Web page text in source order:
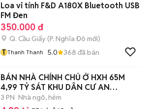
Loa vi tính F&D A180X Bluetooth USB
FM Đen
350.000 đ
Q. Cầu Giấy (P. Nghĩa Đô mới)
T Thanh Thanh 5.0 368 đã bán
BÁN NHÀ CHÍNH CHỦ Ở HXH 65M
4,99 TỶ SÁT KHU DÂN CƯ AN
SƯƠNG QUẬN 12
3 PN Nhà ngõ, hẻm